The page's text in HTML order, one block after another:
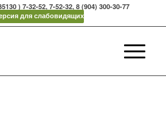
) 7-32-52, 7-52-32, 8 (904) 300-30-77
для слабовидящих